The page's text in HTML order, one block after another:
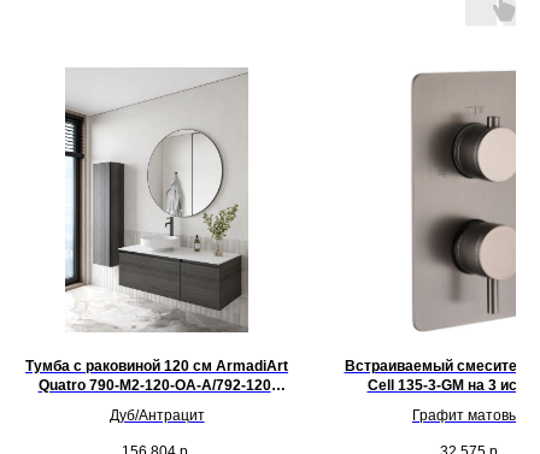
Тумба с раковиной 120 см ArmadiArt
Quatro 790-M2-120-OA-A/792-120-
Дуб/Антрацит
Встраиваемый смеситель
Cell 135-3-GM на 3
Графит матовый